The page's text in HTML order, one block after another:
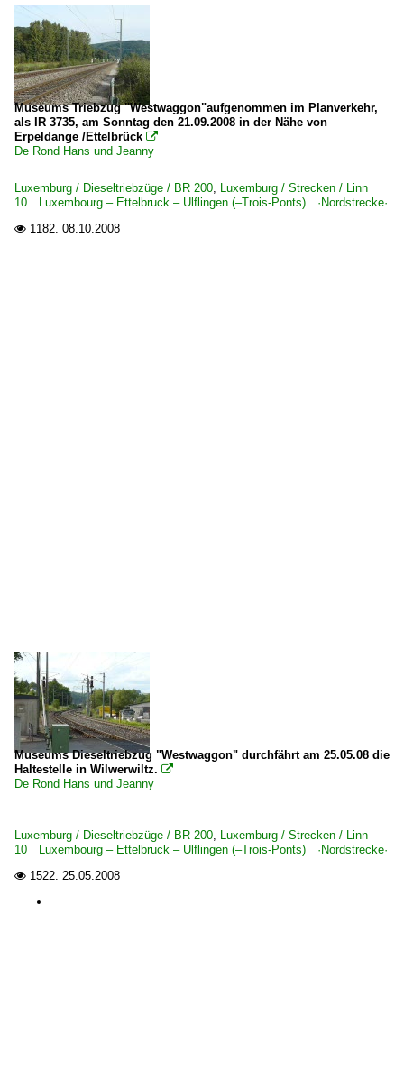
Museums Triebzug "Westwaggon"aufgenommen im Planverkehr,
als IR 3735, am Sonntag den 21.09.2008 in der Nähe von
Erpeldange /Ettelbrück 
De Rond Hans und Jeanny
Luxemburg / Dieseltriebzüge / BR 200, Luxemburg / Strecken / Linn
10 Luxembourg – Ettelbruck – Ulflingen (–Trois-Ponts) ·Nordstrecke·
 1182. 08.10.2008
Museums Dieseltriebzug "Westwaggon" durchfährt am 25.05.08 die
Haltestelle in Wilwerwiltz. 
De Rond Hans und Jeanny
Luxemburg / Dieseltriebzüge / BR 200, Luxemburg / Strecken / Linn
10 Luxembourg – Ettelbruck – Ulflingen (–Trois-Ponts) ·Nordstrecke·
 1522. 25.05.2008